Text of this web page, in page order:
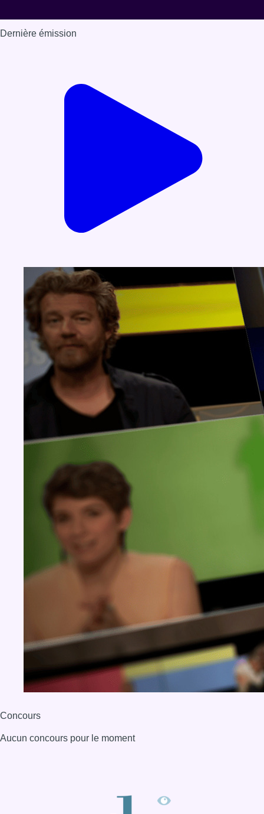
Dernière émission
Concours
Aucun concours pour le moment